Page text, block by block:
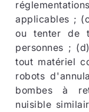
applicables ;
ou tenter de
personnes ;
tout matériel
robots
bombes à
nuisible